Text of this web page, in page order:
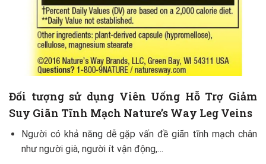
Đối tượng sử dụng Viên Uống Hỗ Trợ Giảm
Suy Giãn Tĩnh Mạch Nature’s Way Leg Veins
Người có khả năng dễ gặp vấn đề giãn tĩnh mạch chân
như người già, người ít vận động,…